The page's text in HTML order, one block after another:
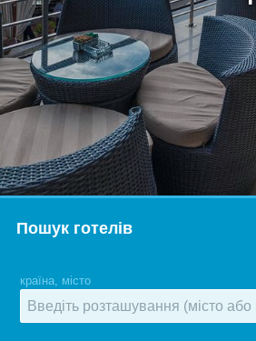
Пошук готелів
країна, місто